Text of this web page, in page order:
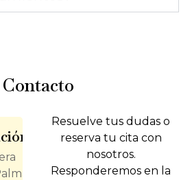
Contacto
Resuelve tus dudas o
reserva tu cita con
nosotros.
Responderemos en la